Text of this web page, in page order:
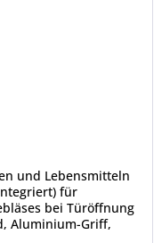
und Lebensmitteln
für
bei Türöffnung
Aluminium-Griff,